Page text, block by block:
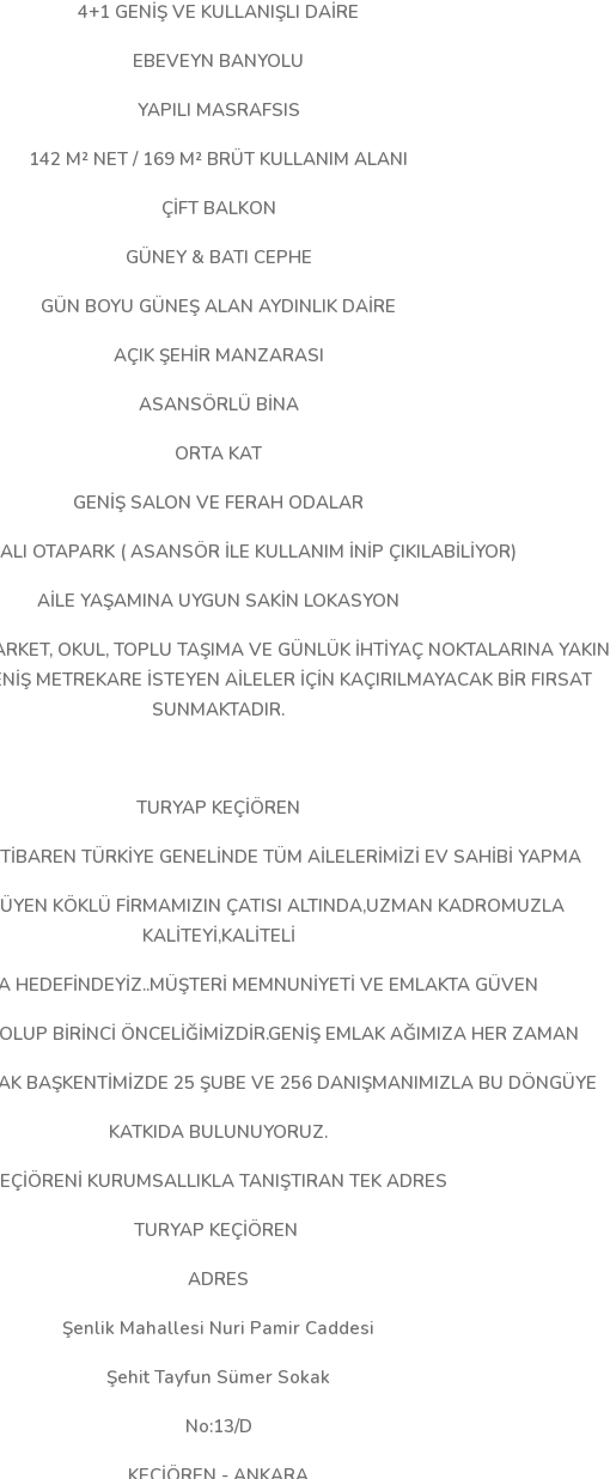
4+1 GENİŞ VE KULLANIŞLI DAİRE
EBEVEYN BANYOLU
YAPILI MASRAFSIS
142 M² NET / 169 M² BRÜT KULLANIM ALANI
ÇİFT BALKON
GÜNEY & BATI CEPHE
GÜN BOYU GÜNEŞ ALAN AYDINLIK DAİRE
AÇIK ŞEHİR MANZARASI
ASANSÖRLÜ BİNA
ORTA KAT
GENİŞ SALON VE FERAH ODALAR
OTAPARK ( ASANSÖR İLE KULLANIM İNİP ÇIKILABİLİYOR)
AİLE YAŞAMINA UYGUN SAKİN LOKASYON
OKUL, TOPLU TAŞIMA VE GÜNLÜK İHTİYAÇ NOKTALARINA YAKIN
METREKARE İSTEYEN AİLELER İÇİN KAÇIRILMAYACAK BİR FIRSAT
SUNMAKTADIR.
TURYAP KEÇİÖREN
TÜRKİYE GENELİNDE TÜM AİLELERİMİZİ EV SAHİBİ YAPMA
KÖKLÜ FİRMAMIZIN ÇATISI ALTINDA,UZMAN KADROMUZLA
KALİTEYİ,KALİTELİ
HEDEFİNDEYİZ..MÜŞTERİ MEMNUNİYETİ VE EMLAKTA GÜVEN
BİRİNCİ ÖNCELİĞİMİZDİR.GENİŞ EMLAK AĞIMIZA HER ZAMAN
BAŞKENTİMİZDE 25 ŞUBE VE 256 DANIŞMANIMIZLA BU DÖNGÜYE
KATKIDA BULUNUYORUZ.
KURUMSALLIKLA TANIŞTIRAN TEK ADRES
TURYAP KEÇİÖREN
ADRES
Şenlik Mahallesi Nuri Pamir Caddesi
Şehit Tayfun Sümer Sokak
No:13/D